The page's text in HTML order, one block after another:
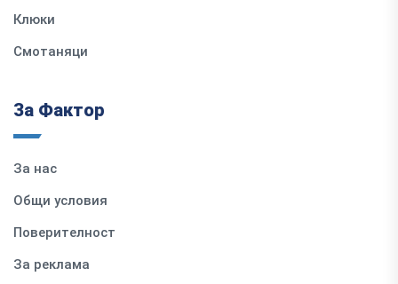
Клюки
Смотаняци
За Фактор
За нас
Общи условия
Поверителност
За реклама